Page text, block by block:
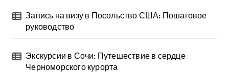
Запись на визу в Посольство США: Пошаговое
руководство
Экскурсии в Сочи: Путешествие в сердце
Черноморского курорта